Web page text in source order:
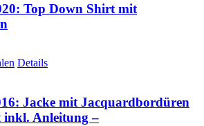
Top Down Shirt mit
Details
Jacke mit Jacquardbordüren
inkl. Anleitung –